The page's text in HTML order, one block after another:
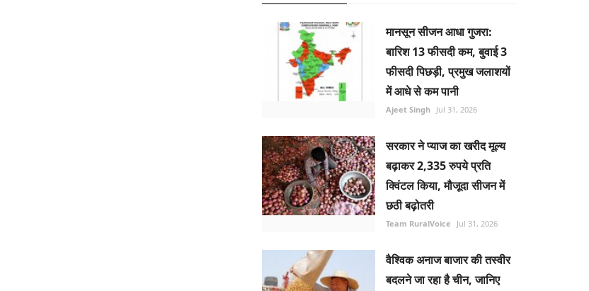
मानसून सीजन आधा गुजरा:
बारिश 13 फीसदी कम, बुवाई 3
फीसदी पिछड़ी, प्रमुख जलाशयों
में आधे से कम पानी
Ajeet Singh Jul 31, 2026
सरकार ने प्याज का खरीद मूल्य
बढ़ाकर 2,335 रुपये प्रति
क्विंटल किया, मौजूदा सीजन में
छठी बढ़ोतरी
Team RuralVoice Jul 31, 2026
वैश्विक अनाज बाजार की तस्वीर
बदलने जा रहा है चीन, जानिए